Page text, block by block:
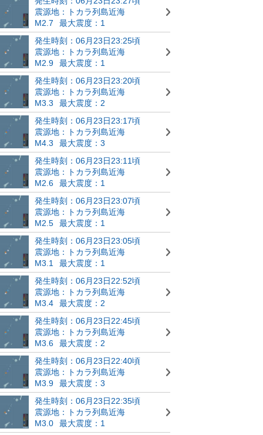
震源地：トカラ列島近海
M2.7
最大震度：1
発生時刻：06月23日23:25頃
震源地：トカラ列島近海
M2.9
最大震度：1
発生時刻：06月23日23:20頃
震源地：トカラ列島近海
M3.3
最大震度：2
発生時刻：06月23日23:17頃
震源地：トカラ列島近海
M4.3
最大震度：3
発生時刻：06月23日23:11頃
震源地：トカラ列島近海
M2.6
最大震度：1
発生時刻：06月23日23:07頃
震源地：トカラ列島近海
M2.5
最大震度：1
発生時刻：06月23日23:05頃
震源地：トカラ列島近海
M3.1
最大震度：1
発生時刻：06月23日22:52頃
震源地：トカラ列島近海
M3.4
最大震度：2
発生時刻：06月23日22:45頃
震源地：トカラ列島近海
M3.6
最大震度：2
発生時刻：06月23日22:40頃
震源地：トカラ列島近海
M3.9
最大震度：3
発生時刻：06月23日22:35頃
震源地：トカラ列島近海
M3.0
最大震度：1